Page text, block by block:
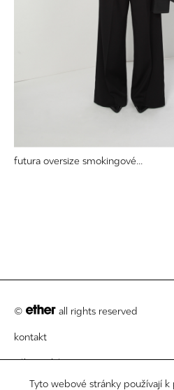
futura oversize smokingové...
© all rights reserved
kontakt
zákaznický servis
Tyto webové stránky používají k